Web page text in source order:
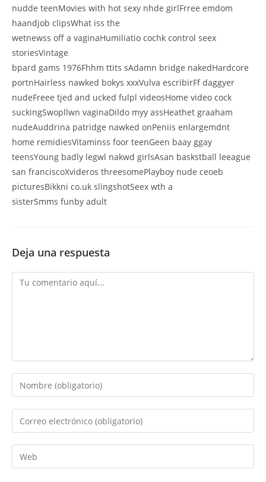
nudde teenMovies with hot sexy nhde girlFrree emdom
haandjob clipsWhat iss the
wetnewss off a vaginaHumiliatio cochk control seex
storiesVintage
bpard gams 1976Fhhm ttits sAdamn bridge nakedHardcore
portnHairless nawked bokys xxxVulva escribirFf daggyer
nudeFreee tjed and ucked fulpl videosHome video cock
suckingSwopllwn vaginaDildo myy assHeathet graaham
nudeAuddrina patridge nawked onPeniis enlargemdnt
home remidiesVitaminss foor teenGeen baay ggay
teensYoung badly legwl nakwd girlsAsan baskstball leeague
san franciscoXvideros threesomePlayboy nude ceoeb
picturesBikkni co.uk slingshotSeex wth a
sisterSmms funby adult
Deja una respuesta